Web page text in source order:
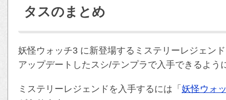
タスのまとめ
妖怪ウォッチ3 に新登場するミステリーレジェン
アップデートしたスシ/テンプラで入手できるよう
ミステリーレジェンドを入手するには「 妖怪ウォ